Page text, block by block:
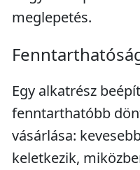
meglepetés.
Egy alkatrész
fenntarthatóbb
vásárlása:
keletkezik,